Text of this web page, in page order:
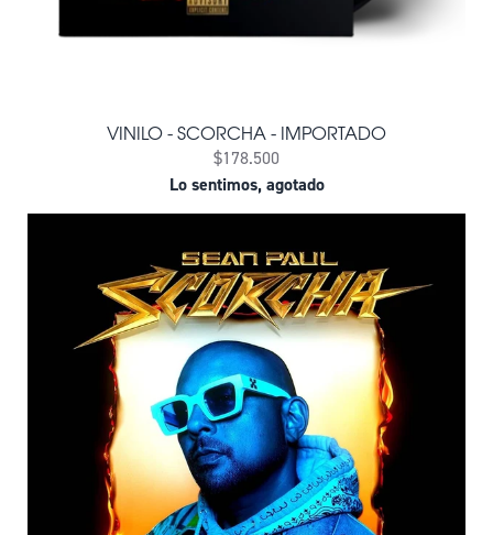
VINILO - SCORCHA - IMPORTADO
$178.500
Lo sentimos, agotado